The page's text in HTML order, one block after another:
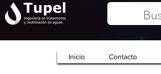
Inicio Contacto